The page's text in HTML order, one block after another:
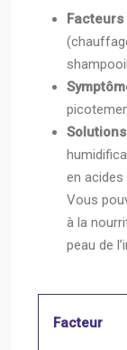
en
Vous
à la
peau de
Facteur